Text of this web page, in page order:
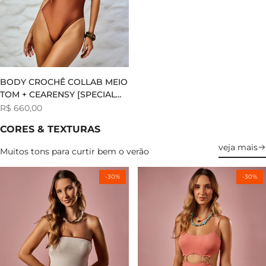
BODY CROCHÊ COLLAB MEIO
TOM + CEARENSY [SPECIAL
EDITION]
Preço
venda
R$ 660,00
CORES & TEXTURAS
Muitos tons para curtir bem o verão veja mais
-30% -30%